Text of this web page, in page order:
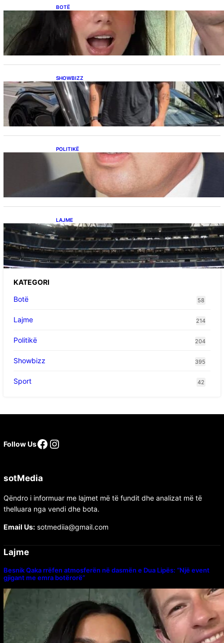
BOTË
Besnik Qaka rrëfen atmosferën në dasmën e
Dua Lipës: “Një event gjigant me emra
botërorë”
SHOWBIZZ
Ish-banori i Big Brother VIP Kosova, Eduart
Kuqi ua mbyll gojën kritikëve, publikon
dëshmi për supermakinën luksoze
POLITIKË
Përplasja VV-LDK për gazin amerikan,
Kërçeli i përgjigjet Hotit: “Mbrojeni LDK-në, jo
aleancën me SHBA-në”
LAJME
Ish-mesfushori i Real Madridit dhe
Argjentinës,shtrohet urgjentisht në spital pas
problemeve me zemrën, mungon në ndeshjet
e ardhshme
KATEGORI
Botë
58
Lajme 214
Politikë 204
Showbizz 395
Sport 42
Follow UsFacebook
Instagram
sotMedia
Qëndro i informuar me lajmet më të fundit dhe analizat më të
thelluara nga vendi dhe bota.
Email Us:sotmediia@gmail.com
Lajme
Besnik Qaka rrëfen atmosferën në dasmën e Dua Lipës: “Një event
gjigant me emra botërorë”